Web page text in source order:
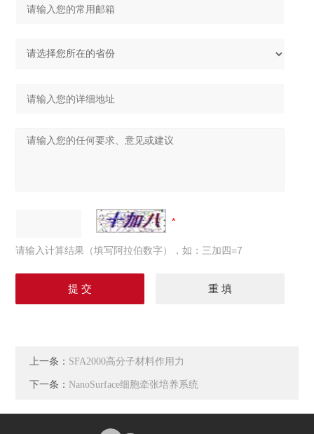
请输入计算结果（填写阿拉伯数字），如：三加四=7
上一条： SFA2000高分子材料作用力
下一条： NanoSurface细胞牵张培养系统